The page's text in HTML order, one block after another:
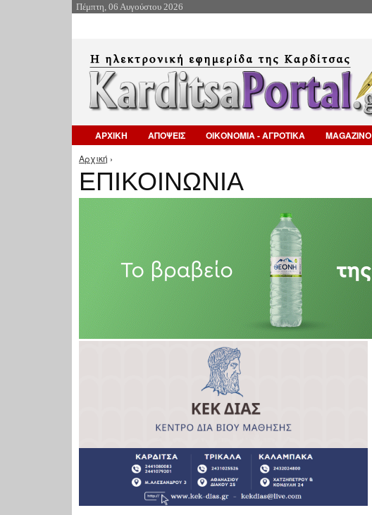
Πέμπτη, 06 Αυγούστου 2026
ΑΡΧΙΚΗ ΑΠΟΨΕΙΣ ΟΙΚΟΝΟΜΙΑ - ΑΓΡΟΤΙΚΑ MAGAZINO
Είστε εδώ
Αρχική ›
ΕΠΙΚΟΙΝΩΝΙΑ